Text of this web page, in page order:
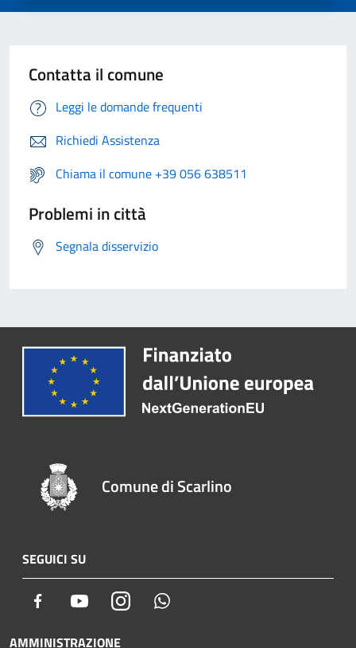
Contatta il comune
Leggi le domande frequenti
Richiedi Assistenza
Chiama il comune +39 056 638511
Problemi in città
Segnala disservizio
Comune di Scarlino
SEGUICI SU
Facebook YoutubeInstagram
AMMINISTRAZIONE